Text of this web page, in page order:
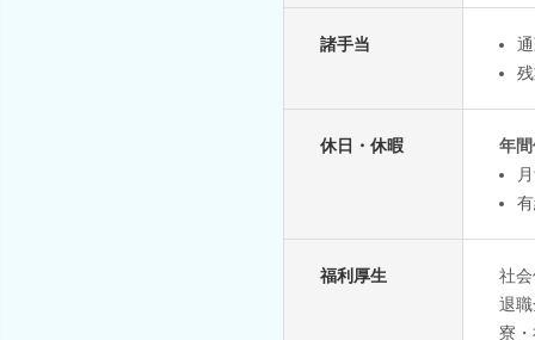
諸手当
休日・休暇
年
福利厚生
社
退
寮